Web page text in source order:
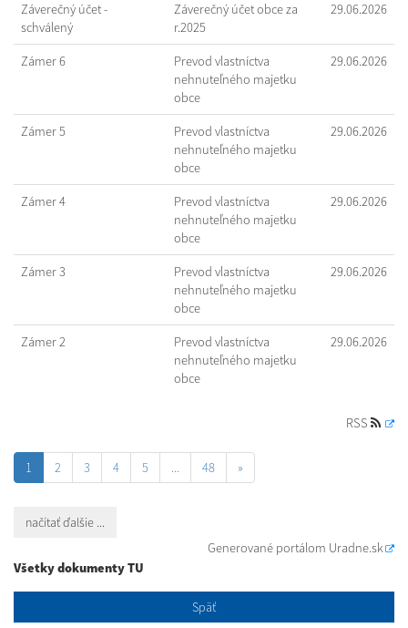
Záverečný účet -
schválený
Záverečný účet obce za
r.2025
29.06.2026
Zámer 6
Prevod vlastníctva
nehnuteľného majetku
obce
29.06.2026
Zámer 5
Prevod vlastníctva
nehnuteľného majetku
obce
29.06.2026
Zámer 4
Prevod vlastníctva
nehnuteľného majetku
obce
29.06.2026
Zámer 3
Prevod vlastníctva
nehnuteľného majetku
obce
29.06.2026
Zámer 2
Prevod vlastníctva
nehnuteľného majetku
obce
29.06.2026
RSS
1 2 3 4 5 ... 48 »
načítať ďalšie ...
Generované portálom Uradne.sk
Všetky dokumenty TU
Späť